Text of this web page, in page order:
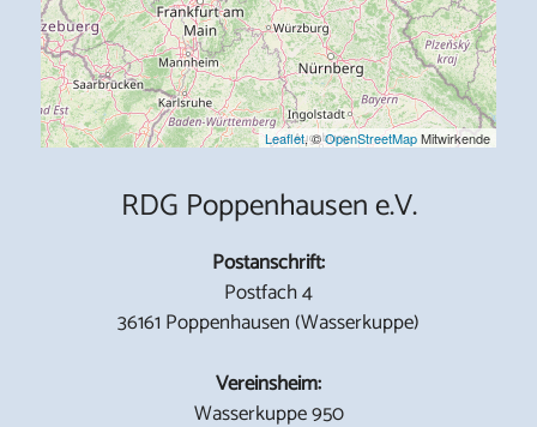
Leaflet, ©OpenStreetMapMitwirkende
RDG Poppenhausen e.V.
Postanschrift:
Postfach 4
36161 Poppenhausen (Wasserkuppe)
Vereinsheim:
Wasserkuppe 950